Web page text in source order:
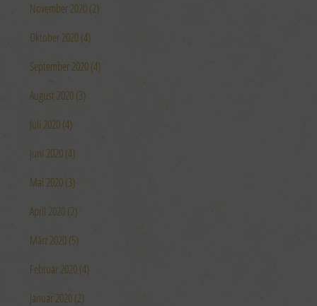
November 2020 (2)
Oktober 2020 (4)
September 2020 (4)
August 2020 (3)
Juli 2020 (4)
Juni 2020 (4)
Mai 2020 (3)
April 2020 (2)
März 2020 (5)
Februar 2020 (4)
Januar 2020 (2)